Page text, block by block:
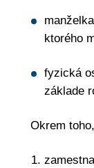
ktorého
fyzická
základe
Okrem